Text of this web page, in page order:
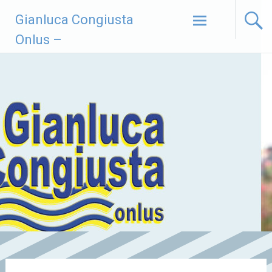
contenuto
Gianluca Congiusta
Onlus –